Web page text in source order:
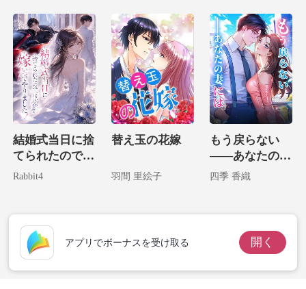
結婚式当日に捨
てられたので、
そいつの宿敵に
Rabbit4
替え玉の花嫁
羽間 里絵子
もう戻らない
――あなたの妻
には
四季 香織
アプリでボーナスを受け取る 開く